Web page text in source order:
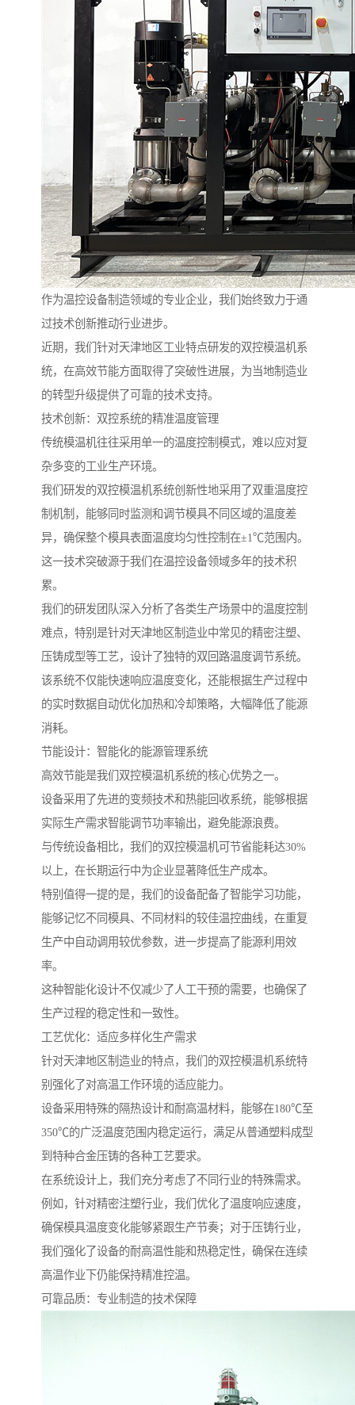
作为温控设备制造领域的专业企业，我们始终致力于通
过技术创新推动行业进步。
近期，我们针对天津地区工业特点研发的双控模温机系
统，在高效节能方面取得了突破性进展，为当地制造业
的转型升级提供了可靠的技术支持。
技术创新：双控系统的精准温度管理
传统模温机往往采用单一的温度控制模式，难以应对复
杂多变的工业生产环境。
我们研发的双控模温机系统创新性地采用了双重温度控
制机制，能够同时监测和调节模具不同区域的温度差
异，确保整个模具表面温度均匀性控制在±1℃范围内。
这一技术突破源于我们在温控设备领域多年的技术积
累。
我们的研发团队深入分析了各类生产场景中的温度控制
难点，特别是针对天津地区制造业中常见的精密注塑、
压铸成型等工艺，设计了独特的双回路温度调节系统。
该系统不仅能快速响应温度变化，还能根据生产过程中
的实时数据自动优化加热和冷却策略，大幅降低了能源
消耗。
节能设计：智能化的能源管理系统
高效节能是我们双控模温机系统的核心优势之一。
设备采用了先进的变频技术和热能回收系统，能够根据
实际生产需求智能调节功率输出，避免能源浪费。
与传统设备相比，我们的双控模温机可节省能耗达30%
以上，在长期运行中为企业显著降低生产成本。
特别值得一提的是，我们的设备配备了智能学习功能，
能够记忆不同模具、不同材料的较佳温控曲线，在重复
生产中自动调用较优参数，进一步提高了能源利用效
率。
这种智能化设计不仅减少了人工干预的需要，也确保了
生产过程的稳定性和一致性。
工艺优化：适应多样化生产需求
针对天津地区制造业的特点，我们的双控模温机系统特
别强化了对高温工作环境的适应能力。
设备采用特殊的隔热设计和耐高温材料，能够在180℃至
350℃的广泛温度范围内稳定运行，满足从普通塑料成型
到特种合金压铸的各种工艺要求。
在系统设计上，我们充分考虑了不同行业的特殊需求。
例如，针对精密注塑行业，我们优化了温度响应速度，
确保模具温度变化能够紧跟生产节奏；对于压铸行业，
我们强化了设备的耐高温性能和热稳定性，确保在连续
高温作业下仍能保持精准控温。
可靠品质：专业制造的技术保障